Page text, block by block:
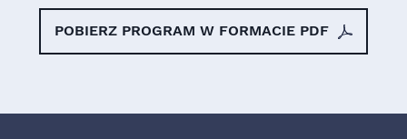
POBIERZ PROGRAM W FORMACIE PDF